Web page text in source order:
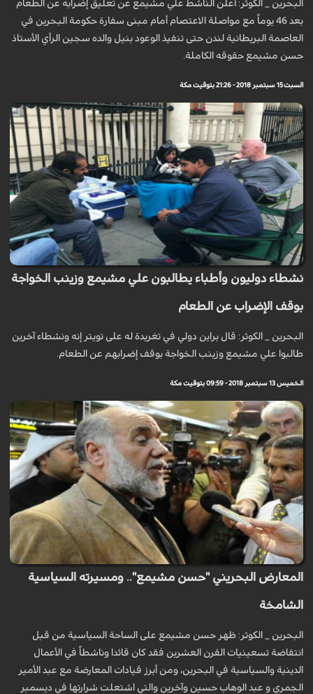
البحرين _ الكوثر: أعلن الناشط علي مشيمع عن تعليق إضرابه عن الطعام
بعد 46 يوماً مع مواصلة الاعتصام أمام مبنى سفارة حكومة البحرين في
العاصمة البريطانية لندن حتى تنفيذ الوعود بنيل والده سجين الرأي الأستاذ
حسن مشيمع حقوقه الكاملة.
السبت 15 سبتمبر 2018 - 21:26 بتوقيت مكة
نشطاء دوليون وأطباء يطالبون علي مشيمع وزينب الخواجة
بوقف الإضراب عن الطعام
البحرين _ الكوثر: قال براين دولي في تغريدة له على تويتر إنه ونشطاء آخرين
طالبوا علي مشيمع وزينب الخواجة بوقف إضرابهم عن الطعام.
الخميس 13 سبتمبر 2018 - 09:59 بتوقيت مكة
المعارض البحريني "حسن مشيمع".. ومسيرته السياسية
الشامخة
البحرين _ الكوثر: ظهر حسن مشيمع على الساحة السياسية من قبل
انتفاضة تسعينيات القرن العشرين فقد كان قائدا وناشطاً في الأعمال
الدينية والسياسية في البحرين، ومن أبرز قيادات المعارضة مع عبد الأمير
الجمري و عبد الوهاب حسين وآخرين والتي اشتعلت شرارتها في ديسمبر